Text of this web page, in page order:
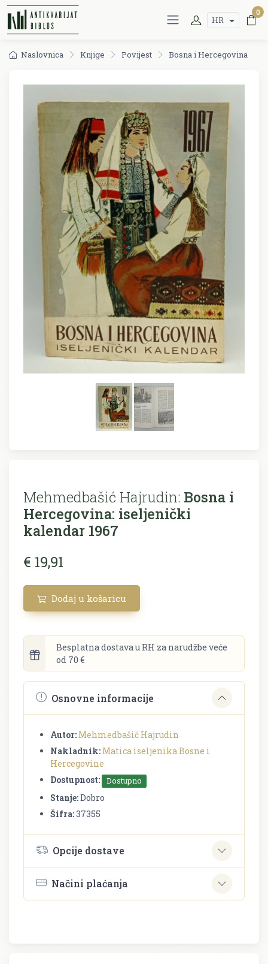
HR
0
Naslovnica Knjige Povijest Bosna i Hercegovina
Mehmedbašić Hajrudin: Bosna i
Hercegovina: iseljenički
kalendar 1967
€ 19,91
Dodaj u košaricu
Besplatna dostava u RH za narudžbe veće
od 70 €
Osnovne informacije
Autor: Mehmedbašić Hajrudin
Nakladnik: Matica iseljenika Bosne i
Hercegovine
Dostupnost:
Dostupno
Stanje:Dobro
Šifra:37355
Opcije dostave
Načini plaćanja